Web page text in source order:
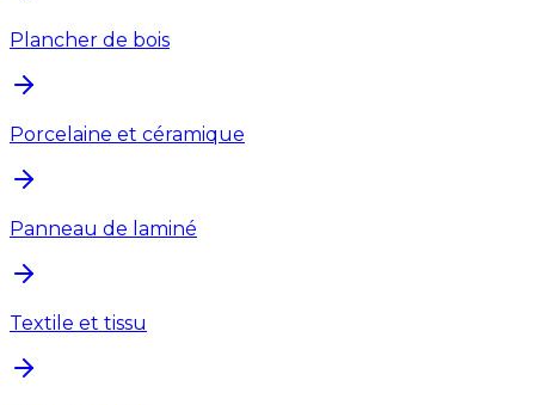
Plancher de bois
Porcelaine et céramique
Panneau de laminé
Textile et tissu